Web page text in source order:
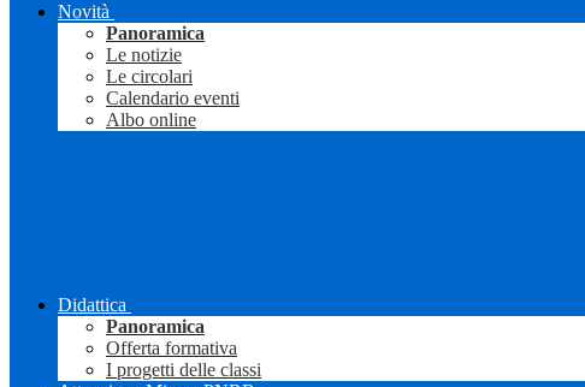
Novità
Panoramica
Le notizie
Le circolari
Calendario eventi
Albo online
Didattica
Panoramica
Offerta formativa
I progetti delle classi